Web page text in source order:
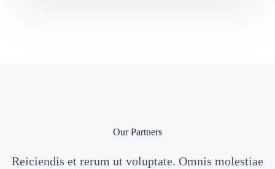
Our Partners
Reiciendis et rerum ut voluptate. Omnis molestiae